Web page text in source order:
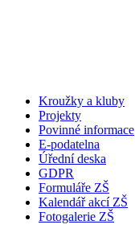
Kroužky a kluby
Projekty
Povinné informace
E-podatelna
Úřední deska
GDPR
Formuláře ZŠ
Kalendář akcí ZŠ
Fotogalerie ZŠ